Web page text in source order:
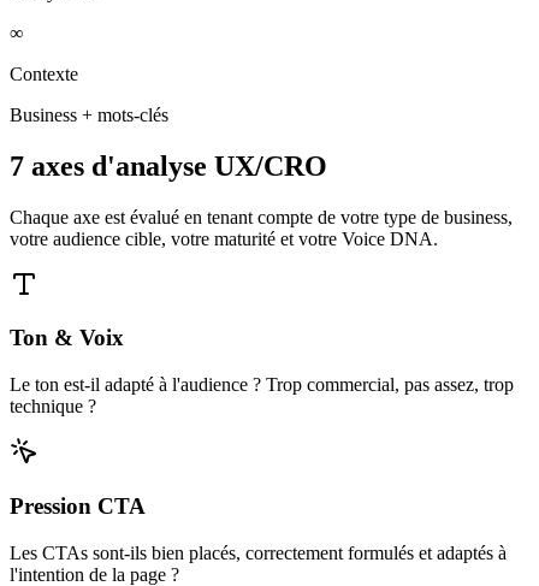
∞
Contexte
Business + mots-clés
7 axes d'analyse UX/CRO
Chaque axe est évalué en tenant compte de votre type de business,
votre audience cible, votre maturité et votre Voice DNA.
Ton & Voix
Le ton est-il adapté à l'audience ? Trop commercial, pas assez, trop
technique ?
Pression CTA
Les CTAs sont-ils bien placés, correctement formulés et adaptés à
l'intention de la page ?